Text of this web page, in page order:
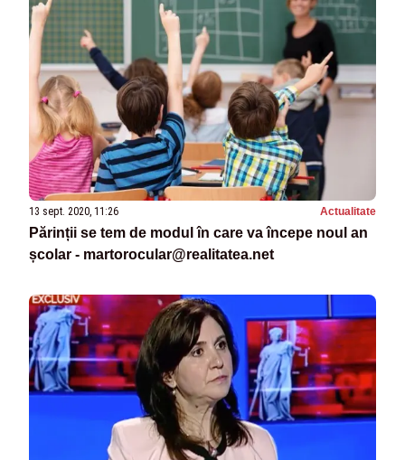
13 sept. 2020, 11:26 Actualitate
Părinții se tem de modul în care va începe noul an
școlar - martorocular@realitatea.net